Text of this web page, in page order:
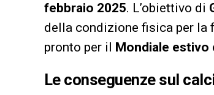
febbraio 2025. L’obiettivo di
della condizione fisica per la
pronto per il Mondiale estivo
Le conseguenze sul